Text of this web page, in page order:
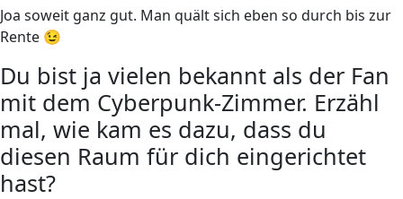
Joa soweit ganz gut. Man quält sich eben so durch bis zur
Rente 😉
Du bist ja vielen bekannt als der Fan
mit dem Cyberpunk-Zimmer. Erzähl
mal, wie kam es dazu, dass du
diesen Raum für dich eingerichtet
hast?